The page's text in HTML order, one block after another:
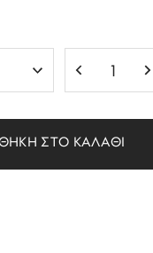
ΣΤΟ ΚΑΛΑΘΙ